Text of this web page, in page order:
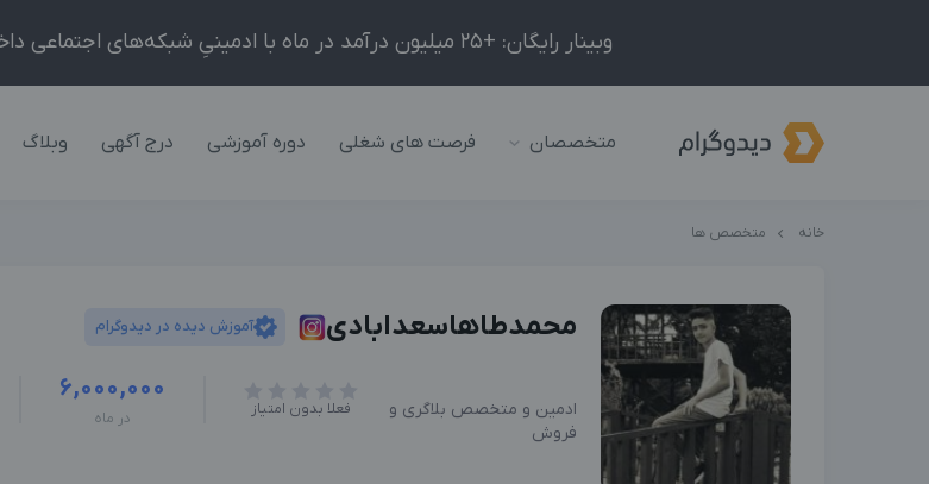
وبینار رایگان: +25 میلیون درآمد در ماه با ادمینیِ شبکه‌های اجتماعی داخلی و خارجی!
متخصصان فرصت های شغلی دوره آموزشی درج آگهی وبلاگ
خانه متخصص ها
محمدطاهاسعدابادی آموزش دیده در دیدوگرام
ادمین و متخصص بلاگری و
فروش
فعلا بدون امتیاز
6,000,000
در ماه